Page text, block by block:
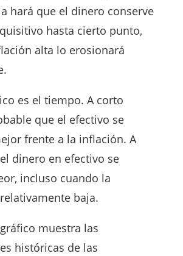
hará que el dinero conserve
hasta cierto punto,
alta lo erosionará
es el tiempo. A corto
que el efectivo se
frente a la inflación. A
dinero en efectivo se
incluso cuando la
baja.
muestra las
históricas de las